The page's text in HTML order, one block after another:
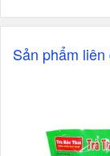
Sản phẩm liên